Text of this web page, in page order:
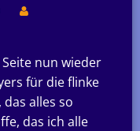
nun wieder
für die flinke
alles so
das ich alle